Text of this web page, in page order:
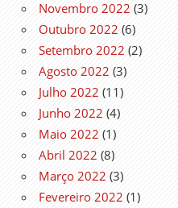
Novembro 2022 (3)
Outubro 2022 (6)
Setembro 2022 (2)
Agosto 2022 (3)
Julho 2022 (11)
Junho 2022 (4)
Maio 2022 (1)
Abril 2022 (8)
Março 2022 (3)
Fevereiro 2022 (1)